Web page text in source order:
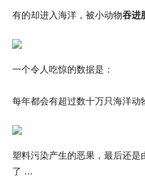
有的却进入海洋，被小动物吞进
一个令人吃惊的数据是：
每年都会有超过数十万只海洋动
塑料污染产生的恶果，最后还是
了 …